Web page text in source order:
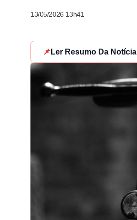
13/05/2026 13h41
📌 Ler Resumo Da Notícia